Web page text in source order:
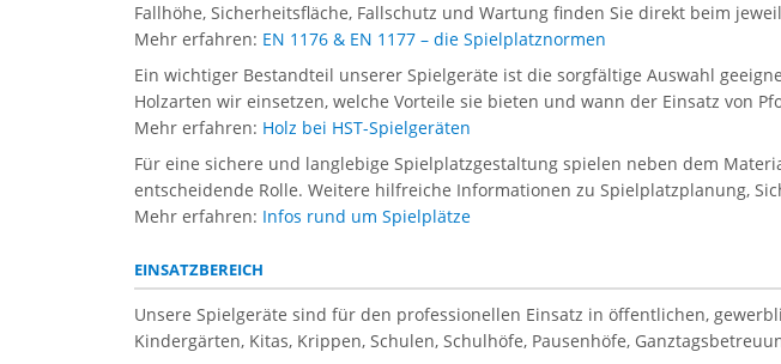
Fallhöhe, Sicherheitsfläche, Fallschutz und Wartung finden Sie direkt beim
Mehr erfahren: EN 1176 & EN 1177 – die Spielplatznormen
Ein wichtiger Bestandteil unserer Spielgeräte ist die sorgfältige Auswahl
Holzarten wir einsetzen, welche Vorteile sie bieten und wann der Einsatz von
Mehr erfahren: Holz bei HST-Spielgeräten
Für eine sichere und langlebige Spielplatzgestaltung spielen neben dem
entscheidende Rolle. Weitere hilfreiche Informationen zu Spielplatzplanung,
Mehr erfahren: Infos rund um Spielplätze
EINSATZBEREICH
Unsere Spielgeräte sind für den professionellen Einsatz in öffentlichen,
Kindergärten, Kitas, Krippen, Schulen, Schulhöfe, Pausenhöfe,